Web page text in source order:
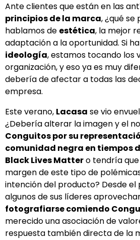
Ante clientes que están en las
principios de la marca, ¿qué se
hablamos de estética, la mejor
adaptación a la oportunidad. Si
ideología, estamos tocando los
organización, y eso ya es muy
debería de afectar a todas las
empresa.
Este verano, Lacasa se vio
¿Debería alterar la imagen y el
Conguitospor su
comunidad negra en tiempos
Black Lives Mattero tendría
margen de este tipo de
intención del producto? Desde
algunos de sus líderes
fotografiarse comiendo
merecido una asociación de
respuesta también directa de la